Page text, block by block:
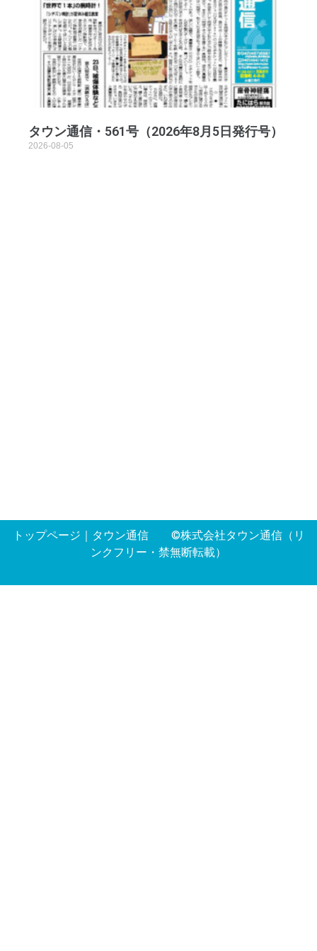
タウン通信・561号（2026年8月5日発行号）
2026-08-05
トップページ ｜ タウン通信©株式会社タウン通信（リ
ンクフリー・禁無断転載）